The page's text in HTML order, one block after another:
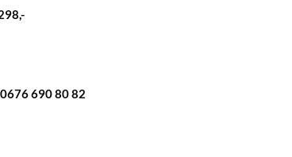
690 80 82